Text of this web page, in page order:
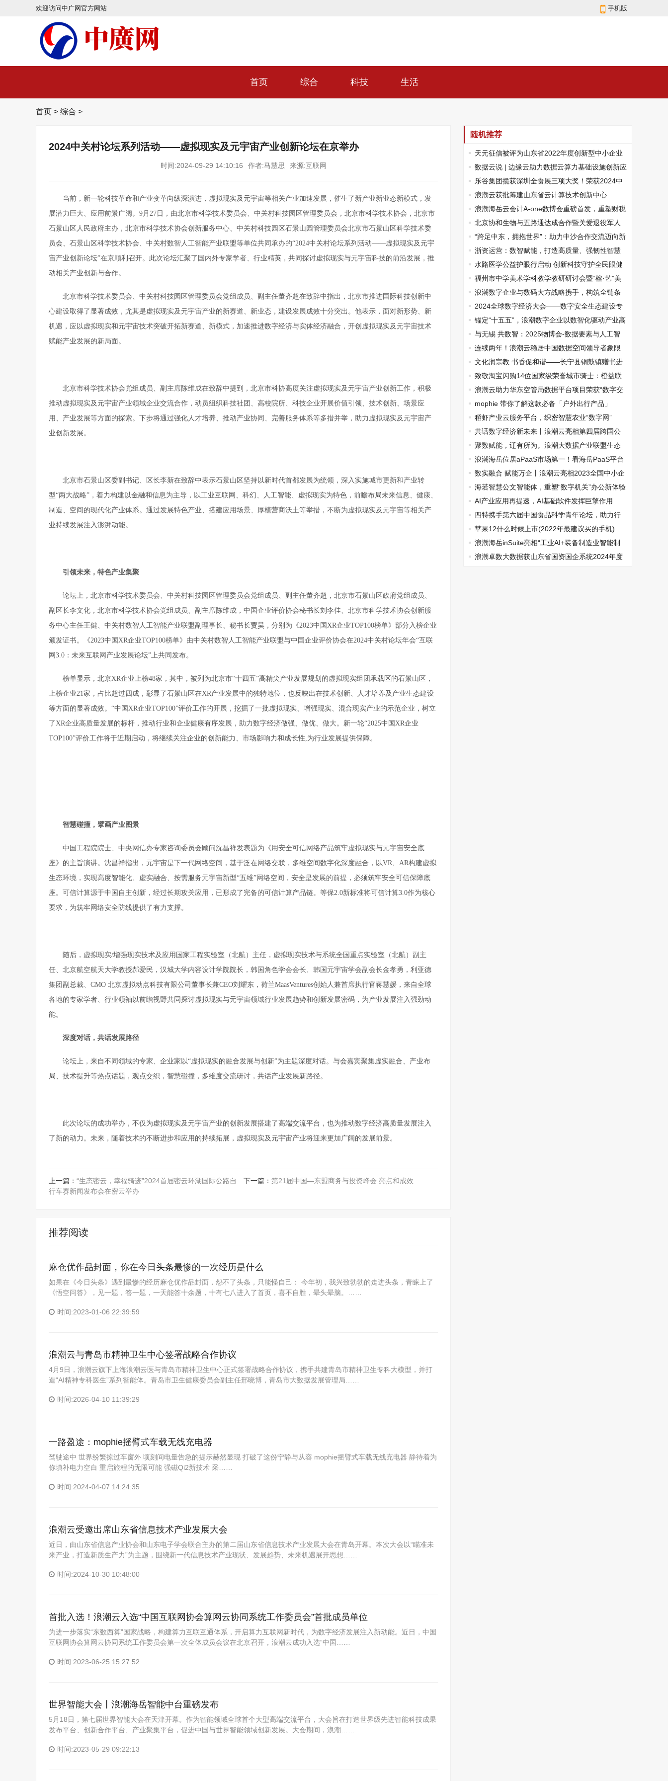
欢迎访问中广网官方网站 手机版
首页 综合 科技 生活
首页 > 综合 >
2024中关村论坛系列活动——虚拟现实及元宇宙产业创新论坛在京举办
时间:2024-09-29 14:10:16 作者:马慧思 来源:互联网
当前，新一轮科技革命和产业变革向纵深演进，虚拟现实及元宇宙等相关产业加速发展，催生了新产业新业态新模式，发
展潜力巨大、应用前景广阔。9月27日，由北京市科学技术委员会、中关村科技园区管理委员会，北京市科学技术协会，北京市
石景山区人民政府主办，北京市科学技术协会创新服务中心、中关村科技园区石景山园管理委员会北京市石景山区科学技术委
员会、石景山区科学技术协会、中关村数智人工智能产业联盟等单位共同承办的“2024中关村论坛系列活动——虚拟现实及元宇
宙产业创新论坛”在京顺利召开。此次论坛汇聚了国内外专家学者、行业精英，共同探讨虚拟现实与元宇宙科技的前沿发展，推
动相关产业创新与合作。
北京市科学技术委员会、中关村科技园区管理委员会党组成员、副主任董齐超在致辞中指出，北京市推进国际科技创新中
心建设取得了显著成效，尤其是虚拟现实及元宇宙产业的新赛道、新业态，建设发展成效十分突出。他表示，面对新形势、新
机遇，应以虚拟现实和元宇宙技术突破开拓新赛道、新模式，加速推进数字经济与实体经济融合，开创虚拟现实及元宇宙技术
赋能产业发展的新局面。
北京市科学技术协会党组成员、副主席陈维成在致辞中提到，北京市科协高度关注虚拟现实及元宇宙产业创新工作，积极
推动虚拟现实及元宇宙产业领域企业交流合作，动员组织科技社团、高校院所、科技企业开展价值引领、技术创新、场景应
用、产业发展等方面的探索。下步将通过强化人才培养、推动产业协同、完善服务体系等多措并举，助力虚拟现实及元宇宙产
业创新发展。
北京市石景山区委副书记、区长李新在致辞中表示石景山区坚持以新时代首都发展为统领，深入实施城市更新和产业转
型“两大战略”，着力构建以金融和信息为主导，以工业互联网、科幻、人工智能、虚拟现实为特色，前瞻布局未来信息、健康、
制造、空间的现代化产业体系。通过发展特色产业、搭建应用场景、厚植营商沃土等举措，不断为虚拟现实及元宇宙等相关产
业持续发展注入澎湃动能。
引领未来，特色产业集聚
论坛上，北京市科学技术委员会、中关村科技园区管理委员会党组成员、副主任董齐超，北京市石景山区政府党组成员、
副区长李文化，北京市科学技术协会党组成员、副主席陈维成，中国企业评价协会秘书长刘李佳、北京市科学技术协会创新服
务中心主任王健、中关村数智人工智能产业联盟副理事长、秘书长贾昊，分别为《2023中国XR企业TOP100榜单》部分入榜企业
颁发证书。《2023中国XR企业TOP100榜单》由中关村数智人工智能产业联盟与中国企业评价协会在2024中关村论坛年会“互联
网3.0：未来互联网产业发展论坛”上共同发布。
榜单显示，北京XR企业上榜48家，其中，被列为北京市“十四五”高精尖产业发展规划的虚拟现实组团承载区的石景山区，
上榜企业21家，占比超过四成，彰显了石景山区在XR产业发展中的独特地位，也反映出在技术创新、人才培养及产业生态建设
等方面的显著成效。“中国XR企业TOP100”评价工作的开展，挖掘了一批虚拟现实、增强现实、混合现实产业的示范企业，树立
了XR企业高质量发展的标杆，推动行业和企业健康有序发展，助力数字经济做强、做优、做大。新一轮“2025中国XR企业
TOP100”评价工作将于近期启动，将继续关注企业的创新能力、市场影响力和成长性,为行业发展提供保障。
智慧碰撞，擘画产业图景
中国工程院院士、中央网信办专家咨询委员会顾问沈昌祥发表题为《用安全可信网络产品筑牢虚拟现实与元宇宙安全底
座》的主旨演讲。沈昌祥指出，元宇宙是下一代网络空间，基于泛在网络交联，多维空间数字化深度融合，以VR、AR构建虚拟
生态环境，实现高度智能化、虚实融合、按需服务元宇宙新型“五维”网络空间，安全是发展的前提，必须筑牢安全可信保障底
座。可信计算源于中国自主创新，经过长期攻关应用，已形成了完备的可信计算产品链。等保2.0新标准将可信计算3.0作为核心
要求，为筑牢网络安全防线提供了有力支撑。
随后，虚拟现实/增强现实技术及应用国家工程实验室（北航）主任，虚拟现实技术与系统全国重点实验室（北航）副主
任、北京航空航天大学教授郝爱民，汉城大学内容设计学院院长，韩国角色学会会长、韩国元宇宙学会副会长金孝勇，利亚德
集团副总裁、CMO 北京虚拟动点科技有限公司董事长兼CEO刘耀东，荷兰MaasVentures创始人兼首席执行官蒋慧媛，来自全球
各地的专家学者、行业领袖以前瞻视野共同探讨虚拟现实与元宇宙领域行业发展趋势和创新发展密码，为产业发展注入强劲动
能。
深度对话， 共话发展路径
论坛上，来自不同领域的专家、企业家以“虚拟现实的融合发展与创新”为主题深度对话。与会嘉宾聚集虚实融合、产业布
局、技术提升等热点话题，观点交织，智慧碰撞，多维度交流研讨，共话产业发展新路径。
此次论坛的成功举办，不仅为虚拟现实及元宇宙产业的创新发展搭建了高端交流平台，也为推动数字经济高质量发展注入
了新的动力。未来，随着技术的不断进步和应用的持续拓展，虚拟现实及元宇宙产业将迎来更加广阔的发展前景。
上一篇： “生态密云，幸福骑迹”2024首届密云环湖国际公路自
行车赛新闻发布会在密云举办
下一篇： 第21届中国—东盟商务与投资峰会 亮点和成效
推荐阅读
麻仓优作品封面，你在今日头条最惨的一次经历是什么
如果在《今日头条》遇到最惨的经历麻仓优作品封面，怨不了头条，只能怪自己： 今年初，我兴致勃勃的走进头条，青睐上了
《悟空问答》，见一题，答一题，一天能答十余题，十有七八进入了首页，喜不自胜，晕头晕脑。……
时间:2023-01-06 22:39:59
浪潮云与青岛市精神卫生中心签署战略合作协议
4月9日，浪潮云旗下上海浪潮云医与青岛市精神卫生中心正式签署战略合作协议，携手共建青岛市精神卫生专科大模型，并打
造“AI精神专科医生”系列智能体。青岛市卫生健康委员会副主任邢晓博，青岛市大数据发展管理局……
时间:2026-04-10 11:39:29
一路盈途：mophie摇臂式车载无线充电器
驾驶途中 世界纷繁掠过车窗外 顷刻间电量告急的提示赫然显现 打破了这份宁静与从容 mophie摇臂式车载无线充电器 静待着为
你填补电力空白 重启旅程的无限可能 强磁Qi2新技术 采……
时间:2024-04-07 14:24:35
浪潮云受邀出席山东省信息技术产业发展大会
近日，由山东省信息产业协会和山东电子学会联合主办的第二届山东省信息技术产业发展大会在青岛开幕。本次大会以“瞄准未
来产业，打造新质生产力”为主题，围绕新一代信息技术产业现状、发展趋势、未来机遇展开思想……
时间:2024-10-30 10:48:00
首批入选！浪潮云入选“中国互联网协会算网云协同系统工作委员会”首批成员单位
为进一步落实“东数西算”国家战略，构建算力互联互通体系，开启算力互联网新时代，为数字经济发展注入新动能。近日，中国
互联网协会算网云协同系统工作委员会第一次全体成员会议在北京召开，浪潮云成功入选“中国……
时间:2023-06-25 15:27:52
世界智能大会丨浪潮海岳智能中台重磅发布
5月18日，第七届世界智能大会在天津开幕。作为智能领域全球首个大型高端交流平台，大会旨在打造世界级先进智能科技成果
发布平台、创新合作平台、产业聚集平台，促进中国与世界智能领域创新发展。大会期间，浪潮……
时间:2023-05-29 09:22:13
随机推荐
天元征信被评为山东省2022年度创新型中小企业
数据云说 | 边缘云助力数据云算力基础设施创新应
用 乐谷集团揽获深圳全食展三项大奖！荣获2024中
国果冻与冷藏食品金销商®25强
浪潮云获批筹建山东省云计算技术创新中心
浪潮海岳云会计A-one数博会重磅首发，重塑财税
市场新生态
北京协和生物与五路通达成合作暨关爱退役军人
的公益捐赠仪式在京举行
“跨足中东，拥抱世界”：助力中沙合作交流迈向新
境界浙资运营：数智赋能，打造高质量、强韧性智慧
国资运营标杆
水路医学公益护眼行启动 创新科技守护全民眼健
康福州市中学美术学科教学教研研讨会暨“榕·艺”美
育名师交流活动成功举办
浪潮数字企业与数码大方战略携手，构筑全链条
一体化工业软件解决方案
2024全球数字经济大会——数字安全生态建设专
题论坛顺利在京召开
锚定“十五五”，浪潮数字企业以数智化驱动产业高
质量发展
与无锡 共数智：2025物博会-数据要素与人工智
能创新发展论坛即将启幕
连续两年！浪潮云稳居中国数据空间领导者象限
文化润宗教 书香促和谐——长宁县铜鼓镇赠书进
宗教场所
致敬淘宝闪购14位国家级荣誉城市骑士：橙益联
盟成员 潮咖咖啡全年免单
浪潮云助力华东空管局数据平台项目荣获“数字交
通先锋”优秀案例
mophie 带你了解这款必备「户外出行产品」
稻虾产业云服务平台，织密智慧农业“数字网”
共话数字经济新未来丨浪潮云亮相第四届跨国公
司领导人青岛峰会
聚数赋能，辽有所为。浪潮大数据产业联盟生态
伙伴合作大会辽宁站成功举办
浪潮海岳位居aPaaS市场第一！看海岳PaaS平台
如何构建企业数智化转型“新基建”
数实融合 赋能万企丨浪潮云亮相2023全国中小企
业数字化转型大会
海若智慧公文智能体，重塑“数字机关”办公新体验
AI产业应用再提速，AI基础软件发挥巨擎作用
四特携手第六届中国食品科学青年论坛，助力行
业创新发展
苹果12什么时候上市(2022年最建议买的手机)
浪潮海岳inSuite亮相“工业AI+装备制造业智能制
造论坛”，共筑智造新生态
浪潮卓数大数据获山东省国资国企系统2024年度